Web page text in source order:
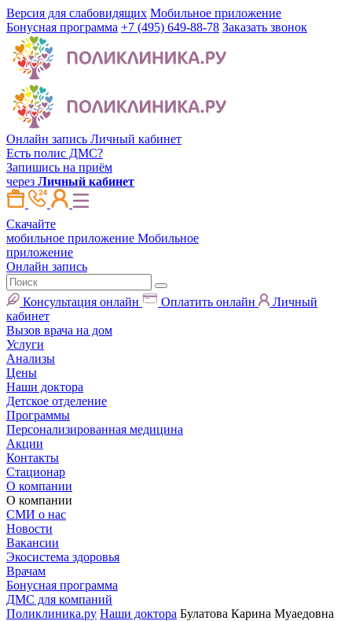
Версия для слабовидящих Мобильное приложение
Бонусная программа +7 (495) 649-88-78 Заказать звонок
Онлайн запись Личный кабинет
Есть полис ДМС?
Запишись на приём
через Личный кабинет
Скачайте
мобильное приложение Мобильное
приложение
Онлайн запись
Консультация онлайн Оплатить онлайн
Личный
кабинет
Вызов врача на дом
Услуги
Анализы
Цены
Наши доктора
Детское отделение
Программы
Персонализированная медицина
Акции
Контакты
Стационар
О компании
О компании
СМИ о нас
Новости
Вакансии
Экосистема здоровья
Врачам
Бонусная программа
ДМС для компаний
Поликлиника.ру Наши доктора Булатова Карина Муаедовна